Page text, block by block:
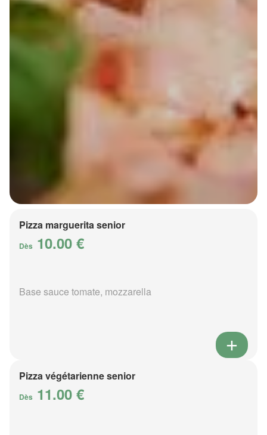
Pizza marguerita senior
Dès 10.00 €
Base sauce tomate, mozzarella
Pizza végétarienne senior
Dès 11.00 €